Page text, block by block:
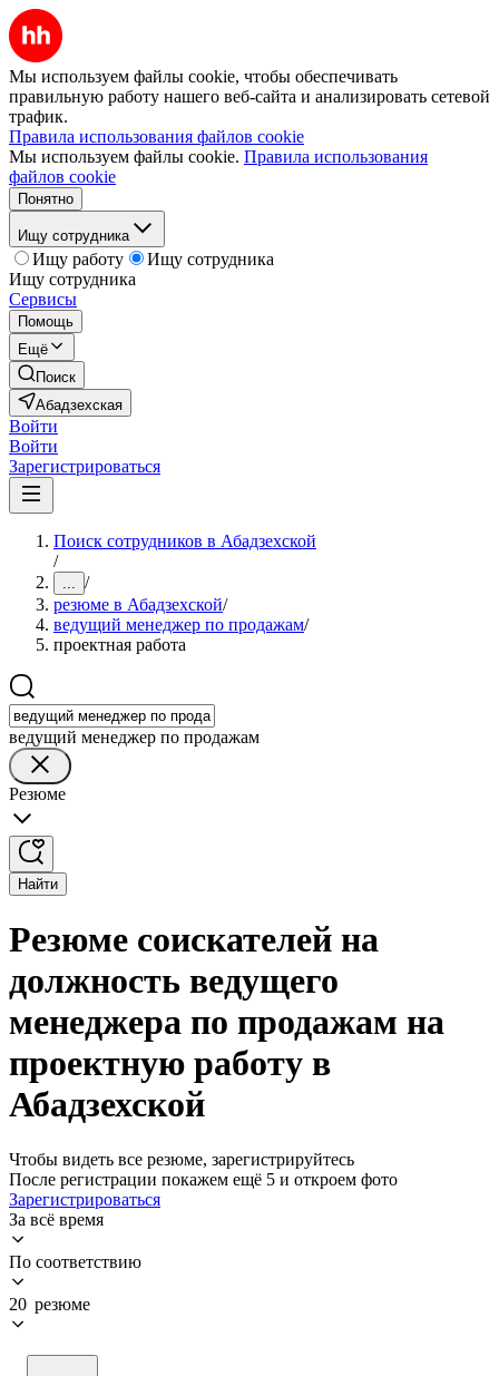
Мы используем файлы cookie, чтобы обеспечивать
правильную работу нашего веб-сайта и анализировать сетевой
трафик.
Правила использования файлов cookie
Мы используем файлы cookie. Правила использования
файлов cookie
Понятно
Ищу сотрудника
Ищу работу
Ищу сотрудника
Ищу сотрудника
Сервисы
Помощь
Ещё
Поиск
Абадзехская
Войти
Войти
Зарегистрироваться
Поиск сотрудников в Абадзехской
/
... /
резюме в Абадзехской/
ведущий менеджер по продажам/
проектная работа
ведущий менеджер по продажам
Резюме
Найти
Резюме соискателей на
должность ведущего
менеджера по продажам на
проектную работу в
Абадзехской
Чтобы видеть все резюме, зарегистрируйтесь
После регистрации покажем ещё 5 и откроем фото
Зарегистрироваться
За всё время
По соответствию
20 резюме